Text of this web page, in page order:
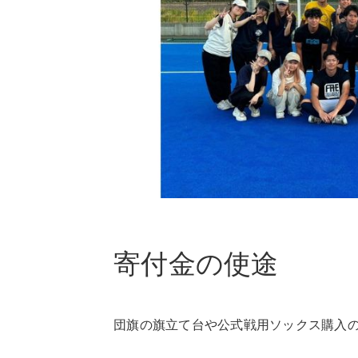
寄付金の使途
団旗の旗立て台や公式戦用ソックス購入